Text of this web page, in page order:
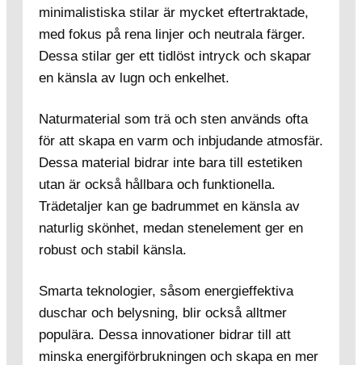
minimalistiska stilar är mycket eftertraktade,
med fokus på rena linjer och neutrala färger.
Dessa stilar ger ett tidlöst intryck och skapar
en känsla av lugn och enkelhet.
Naturmaterial som trä och sten används ofta
för att skapa en varm och inbjudande atmosfär.
Dessa material bidrar inte bara till estetiken
utan är också hållbara och funktionella.
Trädetaljer kan ge badrummet en känsla av
naturlig skönhet, medan stenelement ger en
robust och stabil känsla.
Smarta teknologier, såsom energieffektiva
duschar och belysning, blir också alltmer
populära. Dessa innovationer bidrar till att
minska energiförbrukningen och skapa en mer